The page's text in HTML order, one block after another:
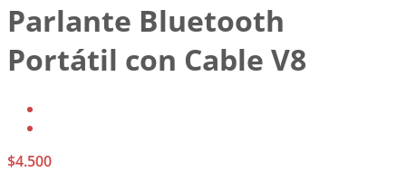
Parlante Bluetooth
Portátil con Cable V8
$4.500